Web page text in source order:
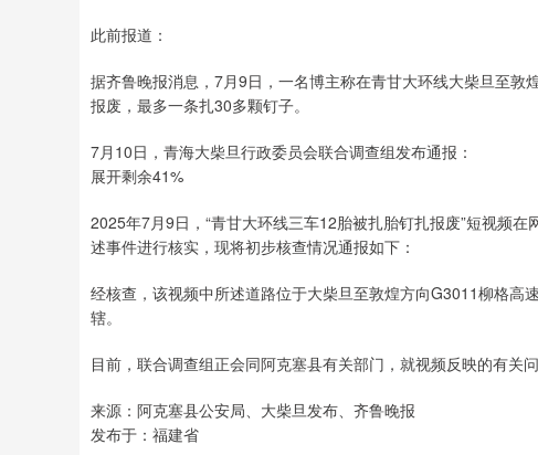
此前报道：
据齐鲁晚报消息，7月9日，一名博主称在青甘大环线大柴旦至
报废，最多一条扎30多颗钉子。
7月10日，青海大柴旦行政委员会联合调查组发布通报：
展开剩余41%
2025年7月9日，“青甘大环线三车12胎被扎胎钉扎报废”短视频
述事件进行核实，现将初步核查情况通报如下：
经核查，该视频中所述道路位于大柴旦至敦煌方向G3011柳格
辖。
目前，联合调查组正会同阿克塞县有关部门，就视频反映的有关
来源：阿克塞县公安局、大柴旦发布、齐鲁晚报
发布于：福建省